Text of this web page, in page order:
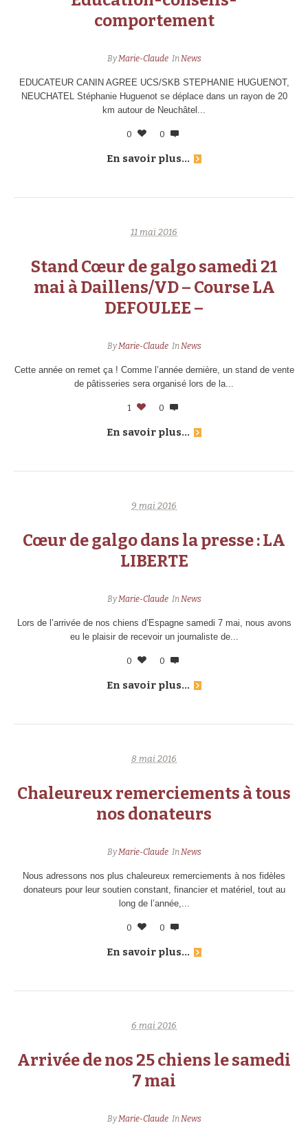
comportement
ByMarie-Claude InNews
EDUCATEUR CANIN AGREE UCS/SKB STEPHANIE HUGUENOT,
NEUCHATEL Stéphanie Huguenot se déplace dans un rayon de 20
km autour de Neuchâtel...
0 0
En savoir plus...
11 mai 2016
Stand Cœur de galgo samedi 21
mai à Daillens/VD – Course LA
DEFOULEE –
ByMarie-Claude InNews
Cette année on remet ça ! Comme l’année dernière, un stand de vente
de pâtisseries sera organisé lors de la...
1 0
En savoir plus...
9 mai 2016
Cœur de galgo dans la presse : LA
LIBERTE
ByMarie-Claude InNews
Lors de l’arrivée de nos chiens d’Espagne samedi 7 mai, nous avons
eu le plaisir de recevoir un journaliste de...
0 0
En savoir plus...
8 mai 2016
Chaleureux remerciements à tous
nos donateurs
ByMarie-Claude InNews
Nous adressons nos plus chaleureux remerciements à nos fidèles
donateurs pour leur soutien constant, financier et matériel, tout au
long de l’année,...
0 0
En savoir plus...
6 mai 2016
Arrivée de nos 25 chiens le samedi
7 mai
ByMarie-Claude InNews